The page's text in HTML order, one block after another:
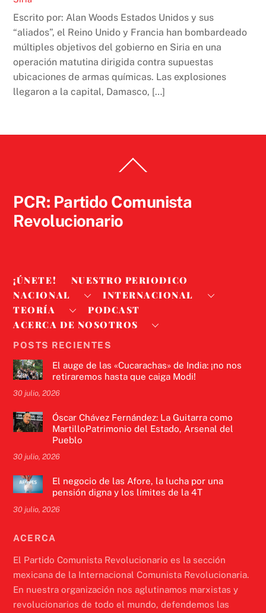
Escrito por: Alan Woods Estados Unidos y sus
“aliados”, el Reino Unido y Francia han bombardeado
múltiples objetivos del gobierno en Siria en una
operación matutina dirigida contra supuestas
ubicaciones de armas químicas. Las explosiones
llegaron a la capital, Damasco, […]
To
PCR: Partido Comunista
Revolucionario
¡ÚNETE!
NUESTRO PERIODICO
NACIONAL
INTERNACIONAL
TEORÍA
PODCAST
ACERCA DE NOSOTROS
POSTS RECIENTES
El auge de las «Cucarachas» de India: ¡no nos
retiraremos hasta que caiga Modi!
30 julio, 2026
Óscar Chávez Fernández: La Guitarra como
MartilloPatrimonio del Estado, Arsenal del
Pueblo
30 julio, 2026
El negocio de las Afore, la lucha por una
pensión digna y los límites de la 4T
30 julio, 2026
ACERCA
El Partido Comunista Revolucionario es la sección
mexicana de la Internacional Comunista Revolucionaria.
En nuestra organización nos aglutinamos marxistas y
revolucionarios de todo el mundo, defendemos las